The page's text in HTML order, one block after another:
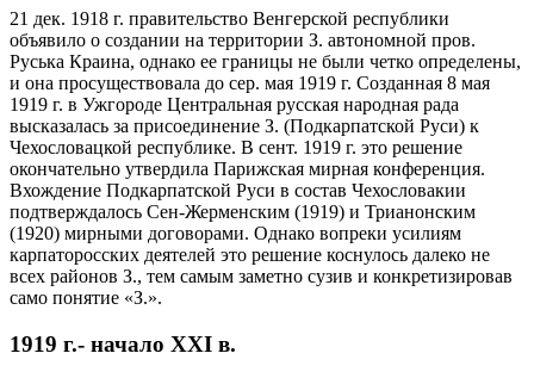
21 дек. 1918 г. правительство Венгерской республики
объявило о создании на территории З. автономной пров.
Руська Краина, однако ее границы не были четко определены,
и она просуществовала до сер. мая 1919 г. Созданная 8 мая
1919 г. в Ужгороде Центральная русская народная рада
высказалась за присоединение З. (Подкарпатской Руси) к
Чехословацкой республике. В сент. 1919 г. это решение
окончательно утвердила Парижская мирная конференция.
Вхождение Подкарпатской Руси в состав Чехословакии
подтверждалось Сен-Жерменским (1919) и Трианонским
(1920) мирными договорами. Однако вопреки усилиям
карпаторосских деятелей это решение коснулось далеко не
всех районов З., тем самым заметно сузив и конкретизировав
само понятие «З.».
1919 г.- начало XXI в.